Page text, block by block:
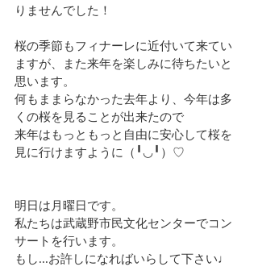
りませんでした！
桜の季節もフィナーレに近付いて来てい
ますが、また来年を楽しみに待ちたいと
思います。
何もままらなかった去年より、今年は多
くの桜を見ることが出来たので
来年はもっともっと自由に安心して桜を
見に行けますように（╹◡╹）♡
明日は月曜日です。
私たちは武蔵野市民文化センターでコン
サートを行います。
もし...お許しになればいらして下さい♩